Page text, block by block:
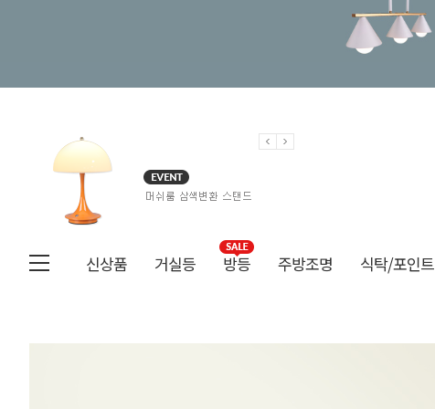
신상품 거실등 방등 주방조명 식탁/포인트